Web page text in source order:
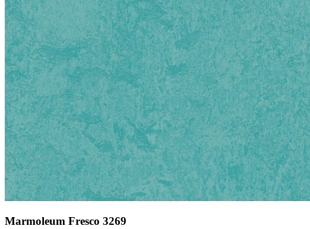
Marmoleum Fresco 3269